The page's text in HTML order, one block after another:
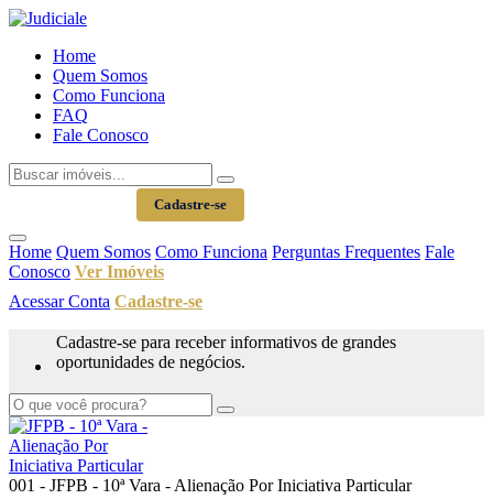
Home
Quem Somos
Como Funciona
FAQ
Fale Conosco
Cadastre-se
Home Quem Somos Como Funciona Perguntas Frequentes Fale
Conosco Ver Imóveis
Acessar Conta Cadastre-se
Cadastre-se para receber informativos de grandes
oportunidades de negócios.
001 - JFPB - 10ª Vara - Alienação Por Iniciativa Particular